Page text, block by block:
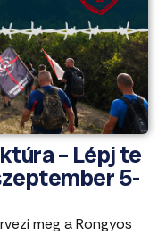
– Lépj te
5-
meg a Rongyos